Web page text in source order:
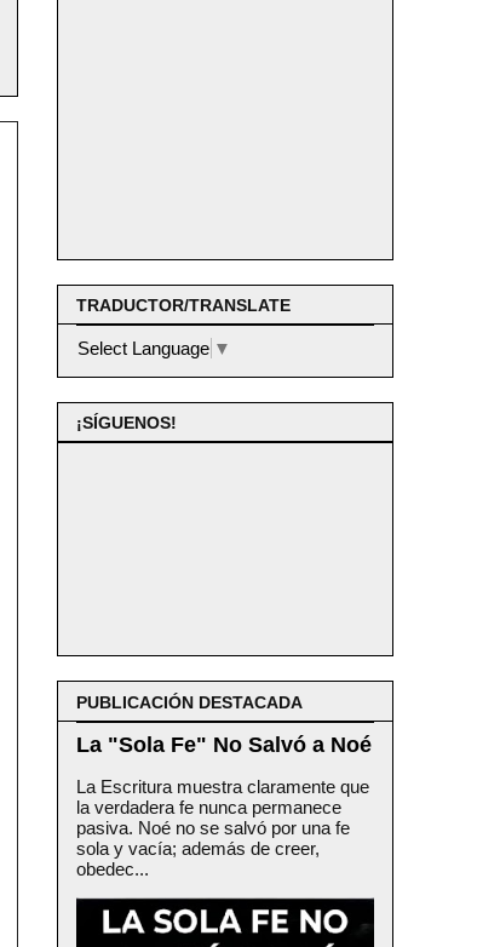
TRADUCTOR/TRANSLATE
Select Language ▼
¡SÍGUENOS!
PUBLICACIÓN DESTACADA
La "Sola Fe" No Salvó a Noé
La Escritura muestra claramente que
la verdadera fe nunca permanece
pasiva. Noé no se salvó por una fe
sola y vacía; además de creer,
obedec...